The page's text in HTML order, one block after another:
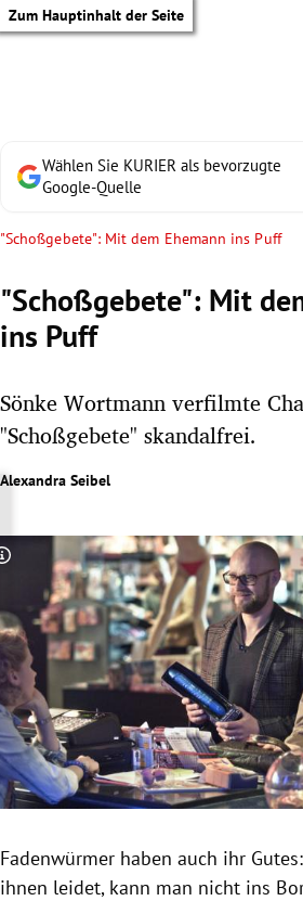
Zum Hauptinhalt der Seite
Untermenü
Untermenü
Untermenü
Untermenü
Untermenü
Untermenü
Wählen Sie KURIER als bevorzugte
Google-Quelle
"Schoßgebete": Mit dem Ehemann ins Puff
"Schoßgebete": Mit
ins Puff
Sönke Wortmann verfilmte
"Schoßgebete" skandalfrei.
Alexandra Seibel
Copyright-Hinweis öffnen/schließen
Fadenwürmer haben auch ihr
ihnen leidet, kann man nicht ins